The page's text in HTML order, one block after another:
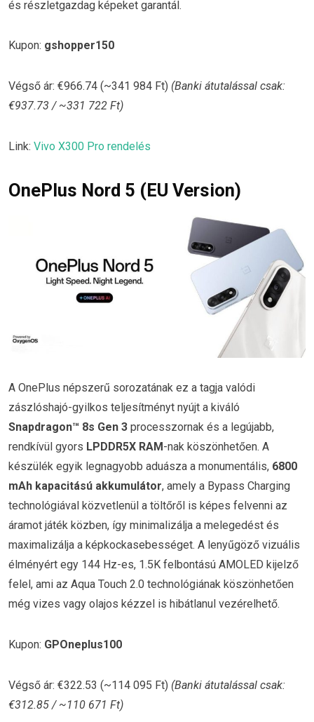
és részletgazdag képeket garantál.
Kupon: gshopper150
Végső ár: €966.74 (~341 984 Ft) (Banki átutalással csak:
€937.73 / ~331 722 Ft)
Link: Vivo X300 Pro rendelés
OnePlus Nord 5 (EU Version)
A OnePlus népszerű sorozatának ez a tagja valódi
zászlóshajó-gyilkos teljesítményt nyújt a kiváló
Snapdragon™ 8s Gen 3 processzornak és a legújabb,
rendkívül gyors LPDDR5X RAM -nak köszönhetően. A
készülék egyik legnagyobb aduásza a monumentális, 6800
mAh kapacitású akkumulátor, amely a Bypass Charging
technológiával közvetlenül a töltőről is képes felvenni az
áramot játék közben, így minimalizálja a melegedést és
maximalizálja a képkockasebességet. A lenyűgöző vizuális
élményért egy 144 Hz-es, 1.5K felbontású AMOLED kijelző
felel, ami az Aqua Touch 2.0 technológiának köszönhetően
még vizes vagy olajos kézzel is hibátlanul vezérelhető.
Kupon: GPOneplus100
Végső ár: €322.53 (~114 095 Ft) (Banki átutalással csak:
€312.85 / ~110 671 Ft)